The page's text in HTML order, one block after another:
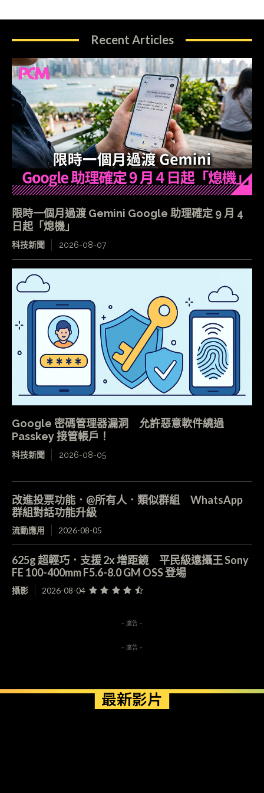
Recent Articles
限時一個月過渡 Gemini Google 助理確定 9 月 4
日起「熄機」
科技新聞 2026-08-07
Google 密碼管理器漏洞 允許惡意軟件繞過
Passkey 接管帳戶！
科技新聞 2026-08-05
改進投票功能．@所有人．類似群組 WhatsApp
群組對話功能升級
流動應用 2026-08-05
625g 超輕巧．支援 2x 增距鏡 平民級遠攝王 Sony
FE 100-400mm F5.6-8.0 GM OSS 登場
攝影 2026-08-04
- 廣告 -
- 廣告 -
最新影片